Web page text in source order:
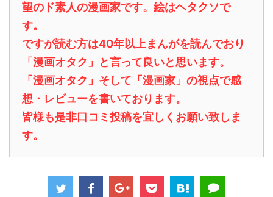
望のド素人の漫画家です。絵はヘタクソで
す。
ですが読む方は40年以上まんがを読んでおり
「漫画オタク」と言って良いと思います。
「漫画オタク」そして「漫画家」の視点で感
想・レビューを書いております。
皆様も是非口コミ投稿を宜しくお願い致しま
す。